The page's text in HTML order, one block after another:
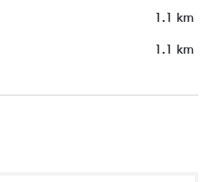
1.1 km
1.1 km